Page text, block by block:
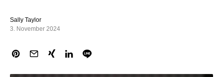
Sally Taylor
3. November 2024